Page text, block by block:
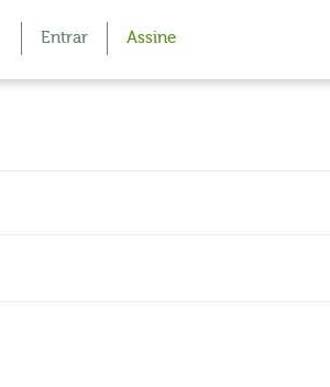
Entrar Assine